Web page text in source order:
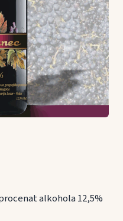
alkohola 12,5%